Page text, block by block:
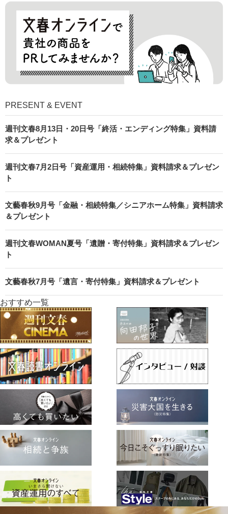
PRESENT & EVENT
週刊文春8月13日・20日号「終活・エンディング特集」資料請
求＆プレゼント
週刊文春7月2日号「資産運用・相続特集」資料請求＆プレゼン
ト
文藝春秋9月号「金融・相続特集／シニアホーム特集」資料請求
＆プレゼント
週刊文春WOMAN夏号「遺贈・寄付特集」資料請求＆プレゼン
ト
文藝春秋7月号「遺言・寄付特集」資料請求＆プレゼント
おすすめ一覧